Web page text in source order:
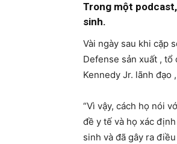
Trong một
sinh.
Vài ngày sau khi cặp
Defense sản xuất ,
Kennedy Jr. lãnh đạo
“Vì vậy, cách họ nói
đề y tế và họ xác
sinh và đã gây ra